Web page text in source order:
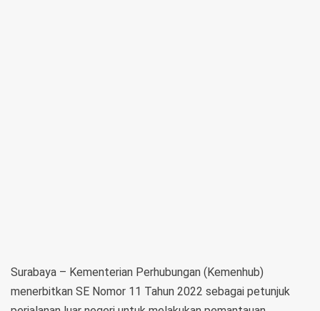
Surabaya – Kementerian Perhubungan (Kemenhub)
menerbitkan SE Nomor 11 Tahun 2022 sebagai petunjuk